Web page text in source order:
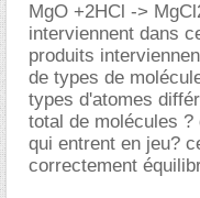
MgO +2HCl ->
interviennent dans
produits
de types de
types d'atomes
total de molécules ?
qui entrent en jeu?
correctement